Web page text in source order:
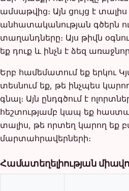
ամսաթվից։ Այն ցույց է
անհատականության գծերն
տաղանդները։ Այս թիվն
եք դուք և ինչն է ձեզ
Երբ համեմատում եք երկու
տեսնում եք, թե ինչպես
գնալ։ Այն ընդգծում է
հեշտությամբ կապ եք
տալիս, թե որտեղ կարող եք
մարտահրավերների։
Համատեղելիության